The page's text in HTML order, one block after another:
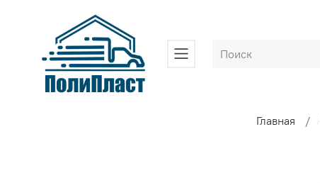
Главная